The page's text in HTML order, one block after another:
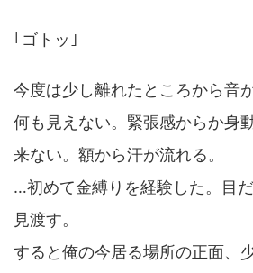
｢ゴトッ｣
今度は少し離れたところから音
何も見えない。緊張感からか身
来ない。額から汗が流れる。
…初めて金縛りを経験した。目
見渡す。
すると俺の今居る場所の正面、